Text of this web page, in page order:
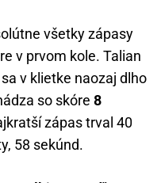
všetky zápasy
v prvom kole. Talian
v klietke naozaj dlho
so skóre 8
zápas trval 40
58 sekúnd.